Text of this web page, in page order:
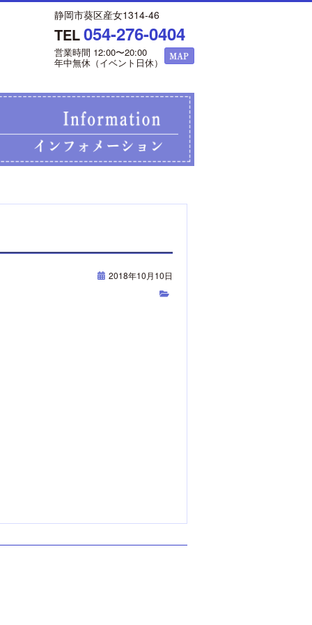
静岡市葵区産女1314-46
TEL054-276-0404
営業時間 12:00〜20:00
年中無休（イベント日休）
2018年10月10日